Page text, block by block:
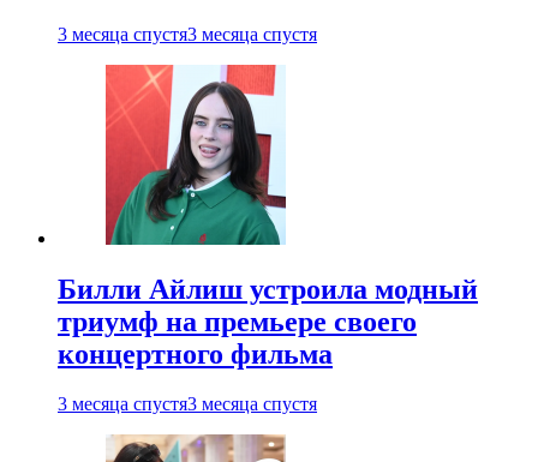
3 месяца спустя3 месяца спустя
Билли Айлиш устроила модный
триумф на премьере своего
концертного фильма
3 месяца спустя3 месяца спустя